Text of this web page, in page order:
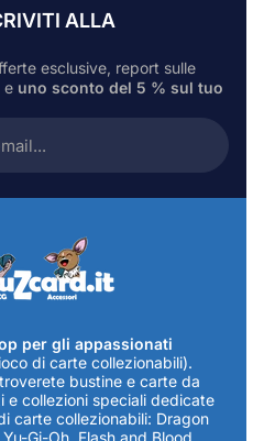
ALLA
esclusive, report sulle
e uno sconto del 5 % sul tuo
per gli appassionati
di carte collezionabili).
bustine e carte da
e collezioni speciali dedicate
carte collezionabili: Dragon